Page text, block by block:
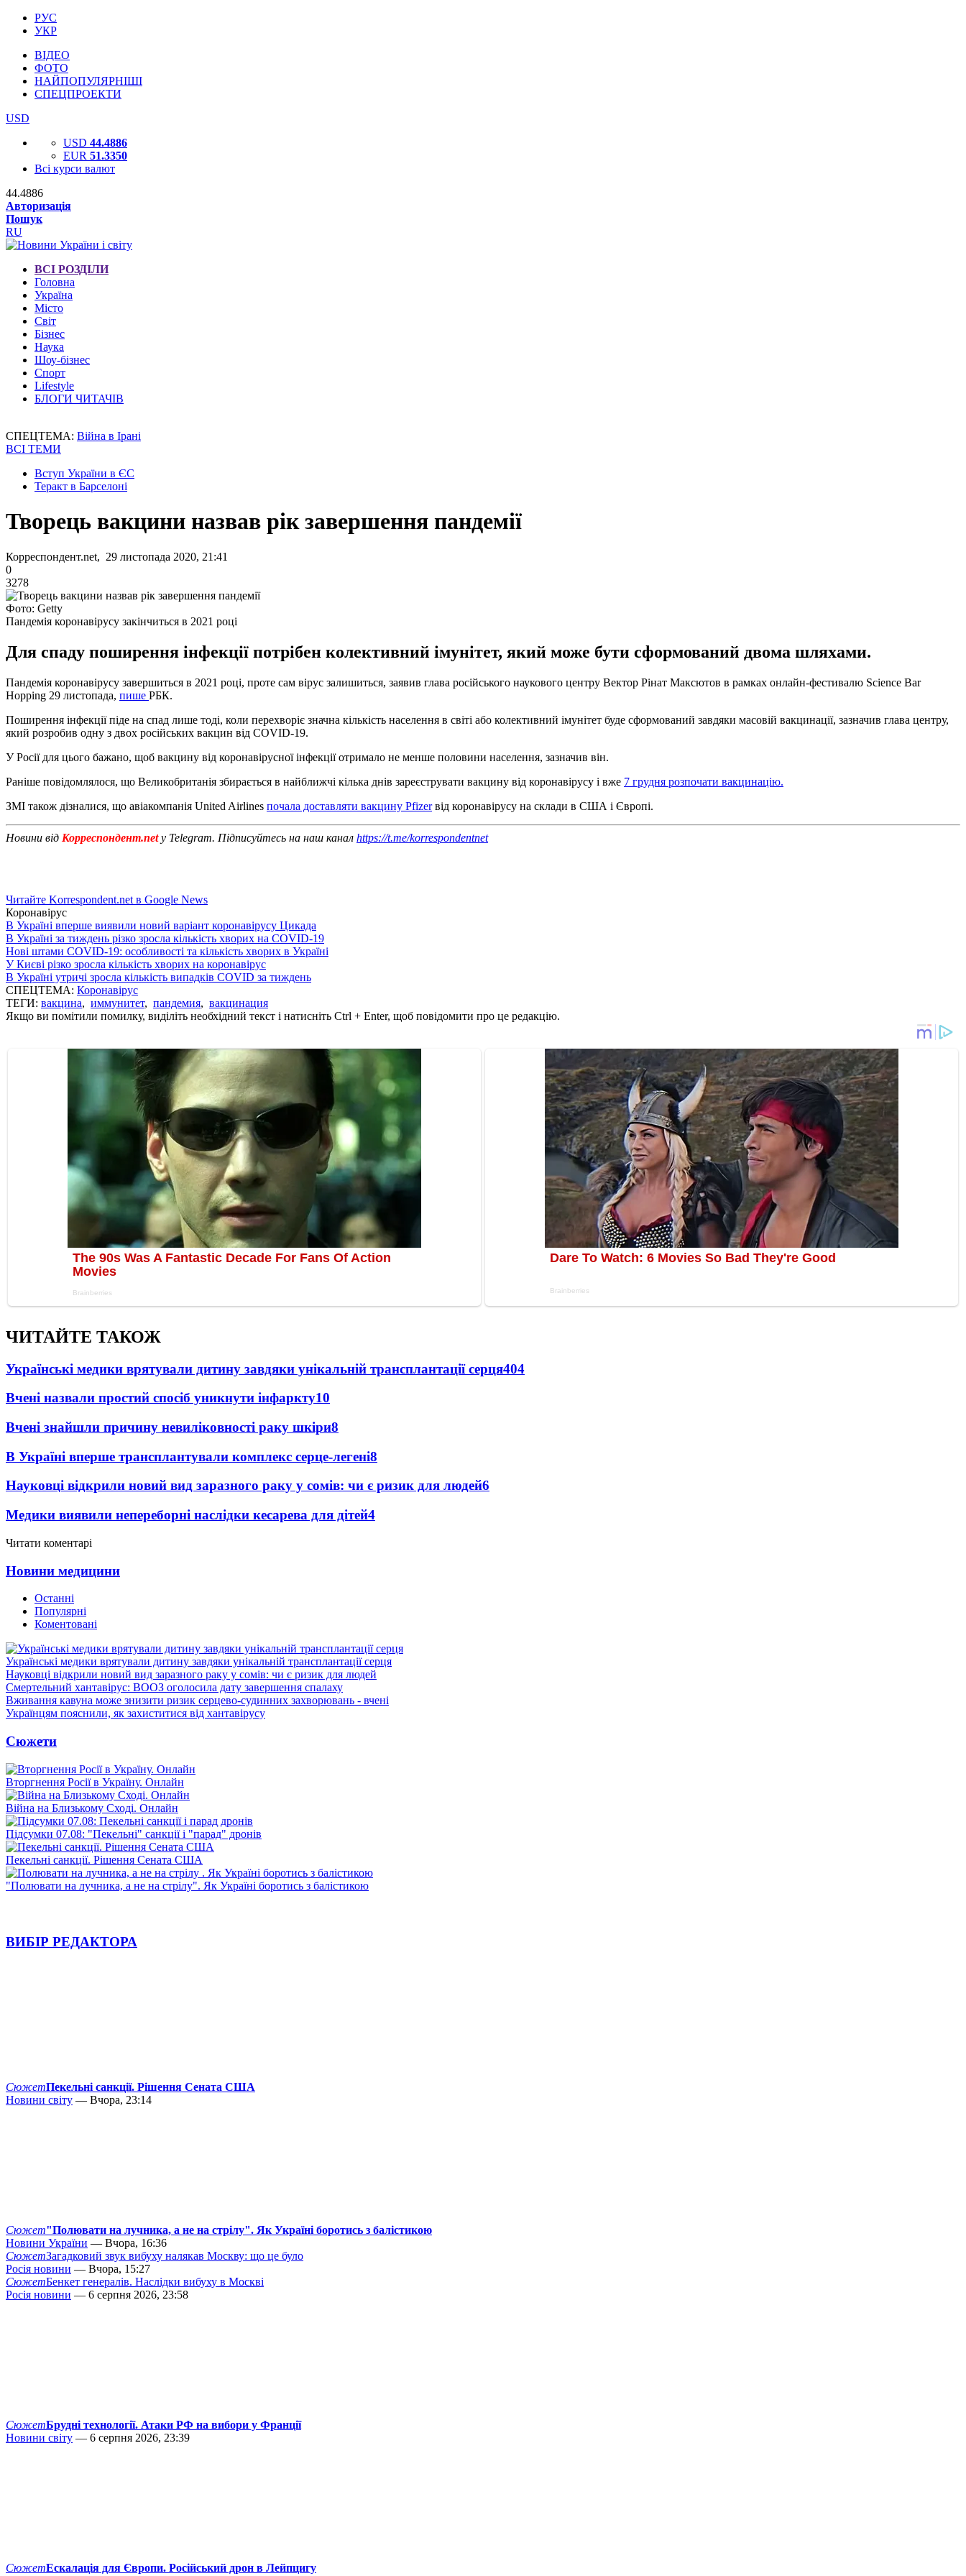
РУС
УКР
ВІДЕО
ФОТО
НАЙПОПУЛЯРНІШІ
СПЕЦПРОЕКТИ
USD
USD 44.4886
EUR 51.3350
Всі курси валют
44.4886
Авторизація
Пошук
RU
ВСІ РОЗДІЛИ
Головна
Україна
Місто
Світ
Бізнес
Наука
Шоу-бізнес
Спорт
Lifestyle
БЛОГИ ЧИТАЧІВ
СПЕЦТЕМА: Війна в Ірані
ВСІ ТЕМИ
Вступ України в ЄС
Теракт в Барселоні
Творець вакцини назвав рік завершення пандемії
Корреспондент.net, 29 листопада 2020, 21:41
0
3278
Фото: Getty
Пандемія коронавірусу закінчиться в 2021 році
Для спаду поширення інфекції потрібен колективний імунітет, який може бути сформований двома шляхами.
Пандемія коронавірусу завершиться в 2021 році, проте сам вірус залишиться, заявив глава російського наукового центру Вектор Рінат Максютов в рамках онлайн-фестивалю Science Bar
Hopping 29 листопада, пише РБК.
Поширення інфекції піде на спад лише тоді, коли перехворіє значна кількість населення в світі або колективний імунітет буде сформований завдяки масовій вакцинації, зазначив глава центру,
який розробив одну з двох російських вакцин від COVID-19.
У Росії для цього бажано, щоб вакцину від коронавірусної інфекції отримало не менше половини населення, зазначив він.
Раніше повідомлялося, що Великобританія збирається в найближчі кілька днів зареєструвати вакцину від коронавірусу і вже 7 грудня розпочати вакцинацію.
ЗМІ також дізналися, що авіакомпанія United Airlines почала доставляти вакцину Pfizerвід коронавірусу на склади в США і Європі.
Новини від Корреспондент.netу Telegram. Підписуйтесь на наш канал https://t.me/korrespondentnet
Читайте Korrespondent.net в Google News
Коронавірус
В Україні вперше виявили новий варіант коронавірусу Цикада
В Україні за тиждень різко зросла кількість хворих на COVID-19
Нові штами COVID-19: особливості та кількість хворих в Україні
У Києві різко зросла кількість хворих на коронавірус
В Україні утричі зросла кількість випадків COVID за тиждень
СПЕЦТЕМА: Коронавірус
ТЕГИ: вакцина, иммунитет, пандемия, вакцинация
Якщо ви помітили помилку, виділіть необхідний текст і натисніть Ctrl + Enter, щоб повідомити про це редакцію.
ЧИТАЙТЕ ТАКОЖ
Українські медики врятували дитину завдяки унікальній трансплантації серця404
Вчені назвали простий спосіб уникнути інфаркту10
Вчені знайшли причину невиліковності раку шкіри8
В Україні вперше трансплантували комплекс серце-легені8
Науковці відкрили новий вид заразного раку у сомів: чи є ризик для людей6
Медики виявили непереборні наслідки кесарева для дітей4
Читати коментарі
Новини медицини
Останні
Популярні
Коментовані
Українські медики врятували дитину завдяки унікальній трансплантації серця
Науковці відкрили новий вид заразного раку у сомів: чи є ризик для людей
Смертельний хантавірус: ВООЗ оголосила дату завершення спалаху
Вживання кавуна може знизити ризик серцево-судинних захворювань - вчені
Українцям пояснили, як захиститися від хантавірусу
Сюжети
Вторгнення Росії в Україну. Онлайн
Війна на Близькому Сході. Онлайн
Підсумки 07.08: "Пекельні" санкції і "парад" дронів
Пекельні санкції. Рішення Сената США
"Полювати на лучника, а не на стрілу". Як Україні боротись з балістикою
ВИБІР РЕДАКТОРА
СюжетПекельні санкції. Рішення Сената США
Новини світу — Вчора, 23:14
Сюжет"Полювати на лучника, а не на стрілу". Як Україні боротись з балістикою
Новини України — Вчора, 16:36
СюжетЗагадковий звук вибуху налякав Москву: що це було
Росія новини — Вчора, 15:27
СюжетБенкет генералів. Наслідки вибуху в Москві
Росія новини — 6 серпня 2026, 23:58
СюжетБрудні технології. Атаки РФ на вибори у Франції
Новини світу — 6 серпня 2026, 23:39
СюжетЕскалація для Європи. Російський дрон в Лейпцигу